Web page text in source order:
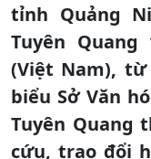
tỉnh Quảng
Tuyên
(Việt Nam), từ
biểu Sở Văn
Tuyên Quang
cứu, trao đổi